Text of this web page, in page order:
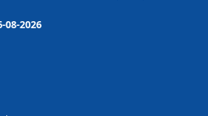
08-2026